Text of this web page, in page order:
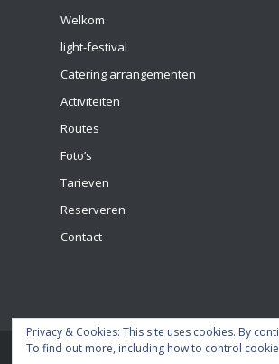
Welkom
light-festival
Catering arrangementen
Activiteiten
Routes
Foto’s
Tarieven
Reserveren
Contact
© Copyright - 2018 Domstad boot
Privacy & Cookies: This site uses cookies. By
To find out more, including how to control